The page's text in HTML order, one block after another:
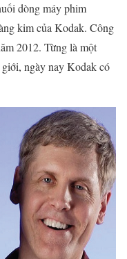
dòng máy phim
kim của Kodak. Công
2012. Từng là một
ngày nay Kodak có